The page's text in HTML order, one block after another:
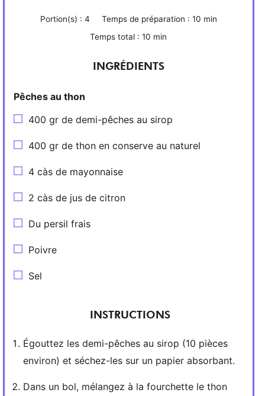
Portion(s) : 4 Temps de préparation : 10 min
Temps total :10 min
INGRÉDIENTS
Pêches au thon
400 gr de demi-pêches au sirop
400 gr de thon en conserve au naturel
4 càs de mayonnaise
2 càs de jus de citron
Du persil frais
Poivre
Sel
INSTRUCTIONS
Égouttez les demi-pêches au sirop (10 pièces
environ) et séchez-les sur un papier absorbant.
Dans un bol, mélangez à la fourchette le thon